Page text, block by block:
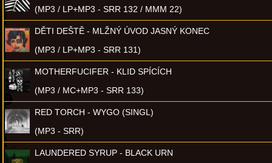
(MP3 / LP+MP3 - SRR 132 / MMM 22)
DĚTI DEŠTĚ - MLŽNÝ ÚVOD JASNÝ KONEC
(MP3 / LP+MP3 - SRR 131)
MOTHERFUCIFER - KLID SPÍCÍCH
(MP3 / MC+MP3 - SRR 133)
RED TORCH - WYGO (SINGL)
(MP3 - SRR)
LAUNDERED SYRUP - BLACK URN